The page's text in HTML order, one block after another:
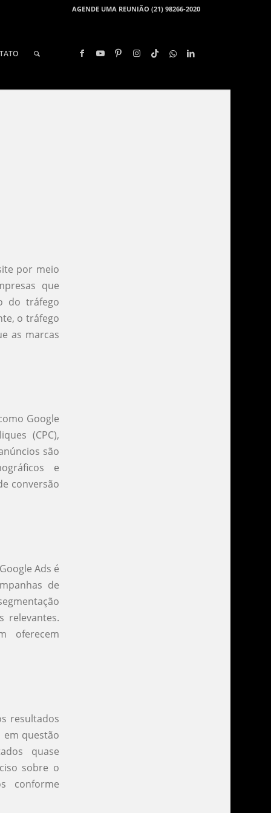
AGENDE UMA REUNIÃO (21) 98266-2020
por meio
que
do tráfego
o tráfego
as marcas
Google
(CPC),
são
e
conversão
Ads é
de
relevantes.
oferecem
resultados
em questão
quase
sobre o
conforme